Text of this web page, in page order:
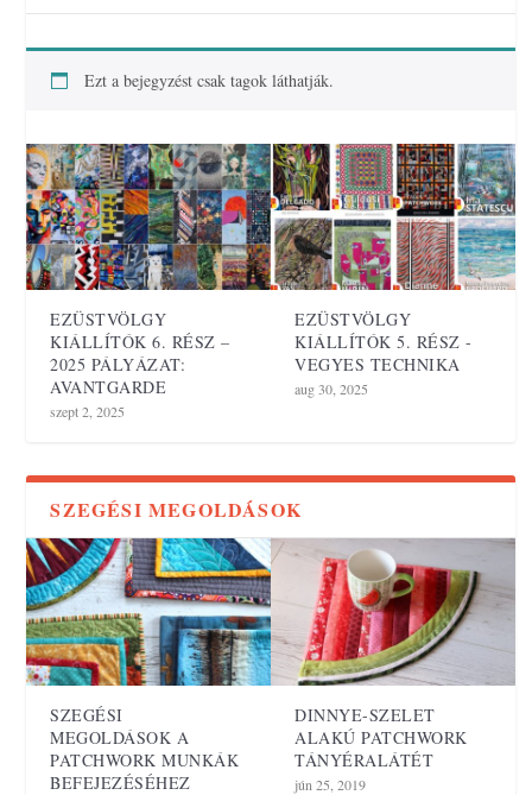
Ezt a bejegyzést csak tagok láthatják.
EZÜSTVÖLGY
KIÁLLÍTÓK 6. RÉSZ –
2025 PÁLYÁZAT:
AVANTGARDE
szept 2, 2025
EZÜSTVÖLGY
KIÁLLÍTÓK 5. RÉSZ -
VEGYES TECHNIKA
aug 30, 2025
SZEGÉSI MEGOLDÁSOK
SZEGÉSI
MEGOLDÁSOK A
PATCHWORK MUNKÁK
BEFEJEZÉSÉHEZ
DINNYE-SZELET
ALAKÚ PATCHWORK
TÁNYÉRALÁTÉT
jún 25, 2019